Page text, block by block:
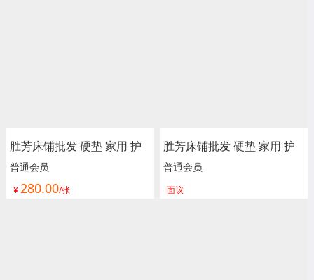
胜芳床铺批发 硬垫 家用 护
脊 独立 床垫 床褥子 弹簧垫
软垫 单人床垫 双人垫 学生
普通会员
¥280.00/张
胜芳床铺批发 硬垫 家用 护
脊 独立 床垫 床褥子 弹簧垫
软垫 单人床垫 双人垫 学生
普通会员
面议